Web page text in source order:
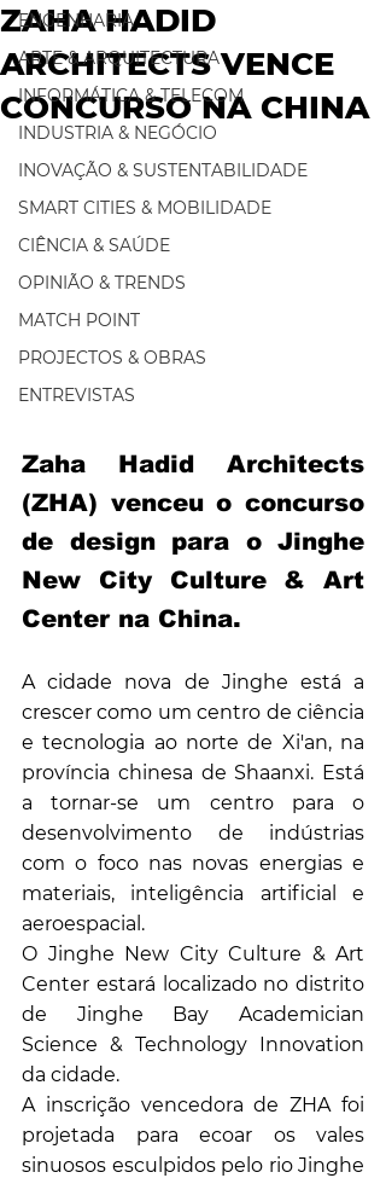
ENGENHARIA
ARTE & ARQUITECTURA
INFORMÁTICA & TELECOM
INDUSTRIA & NEGÓCIO
INOVAÇÃO & SUSTENTABILIDADE
SMART CITIES & MOBILIDADE
CIÊNCIA & SAÚDE
OPINIÃO & TRENDS
MATCH POINT
PROJECTOS & OBRAS
ENTREVISTAS
ZAHA HADID
ARCHITECTS VENCE
CONCURSO NA CHINA
Zaha Hadid Architects
(ZHA) venceu o concurso
de design para o Jinghe
New City Culture & Art
Center na China.
A cidade nova de Jinghe está a
crescer como um centro de ciência
e tecnologia ao norte de Xi'an, na
província chinesa de Shaanxi. Está
a tornar-se um centro para o
desenvolvimento de indústrias
com o foco nas novas energias e
materiais, inteligência artificial e
aeroespacial.
O Jinghe New City Culture & Art
Center estará localizado no distrito
de Jinghe Bay Academician
Science & Technology Innovation
da cidade.
A inscrição vencedora de ZHA foi
projetada para ecoar os vales
sinuosos esculpidos pelo rio Jinghe